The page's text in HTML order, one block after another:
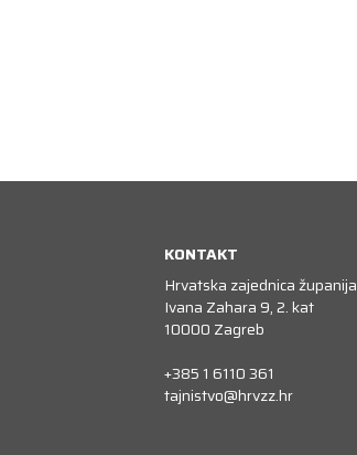
KONTAKT
Hrvatska zajednica županija
Ivana Zahara 9, 2. kat
10000 Zagreb
+385 1 6110 361
tajnistvo@hrvzz.hr